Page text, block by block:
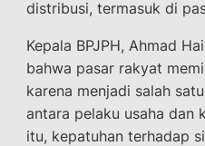
distribusi, termasuk di
Kepala BPJPH, Ahmad
bahwa pasar rakyat
karena menjadi salah
antara pelaku usaha dan
itu, kepatuhan terhadap